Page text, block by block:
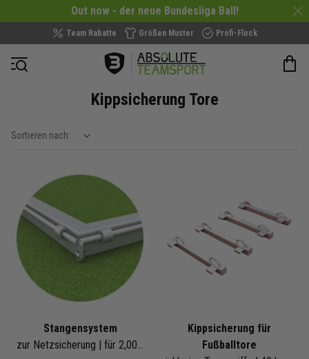
Out now - der neue Bundesliga Ball!
Team Rabatte Größen Muster Profi-Flock
Navigation öffnen
Kippsicherung Tore
Sortieren nach: show filteroptions
Stangensystem
Kippsicherung für
Fußballtore